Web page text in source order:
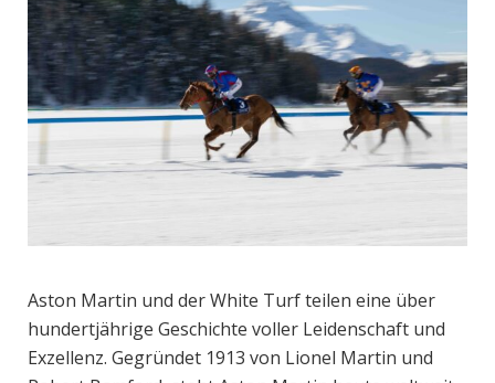
Aston Martin und der White Turf teilen eine über
hundertjährige Geschichte voller Leidenschaft und
Exzellenz. Gegründet 1913 von Lionel Martin und